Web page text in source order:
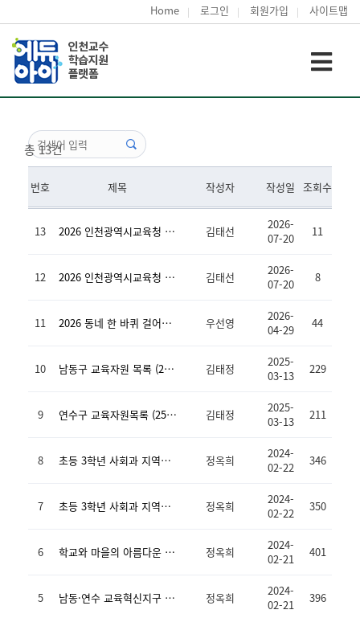
Home 로그인 회원가입 사이트맵
총 13건
번호 제목 작성자 작성일 조회수
13 2026 인천광역시교육청 -지역교육자원목록(남동구)7월 기준 김태선
2026-
07-20
11
12 2026 인천광역시교육청 -지역교육자원목록(연수구)7월 기준 김태선
2026-
07-20
8
11 2026 동네 한 바퀴 걸어서 마을 탐방 자료집(남동구, 연수구) 우선영
2026-
04-29
44
10 남동구 교육자원 목록 (25.2 기준) 김태정
2025-
03-13
229
9 연수구 교육자원목록 (25.2기준) 김태정
2025-
03-13
211
8 초등 3학년 사회과 지역화 단원 교재(연수구) 정옥희
2024-
02-22
346
7 초등 3학년 사회과 지역화 단원 교재(남동구) 정옥희
2024-
02-22
350
6 학교와 마을의 아름다운 동행(2023 동부 교육혁신지구 마을연계교육과정 운영사례집) 정옥희
2024-
02-21
401
5 남동·연수 교육혁신지구 성장 이야기 '학교·마을 함께성장' 정옥희
2024-
02-21
396